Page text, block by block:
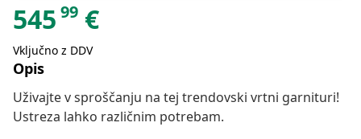
545 99 €
Vključno z DDV
Opis
Uživajte v sproščanju na tej trendovski vrtni garnituri!
Ustreza lahko različnim potrebam.